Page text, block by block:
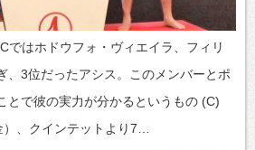
ではホドウフォ・ヴィエイラ、フィリ
、3位だったアシス。このメンバーとポ
とで彼の実力が分かるというもの (C)
、クインテットより7…